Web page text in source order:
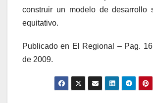
construir un modelo de desarrollo
equitativo.
Publicado en El Regional – Pag.
de 2009.